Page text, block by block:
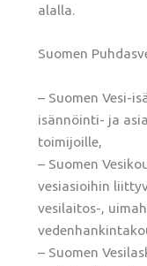
alalla.
Suomen
– Suomen Vesi-
isännöinti- ja
toimijoille,
– Suomen
vesiasioihin
vesilaitos-,
– Suomen